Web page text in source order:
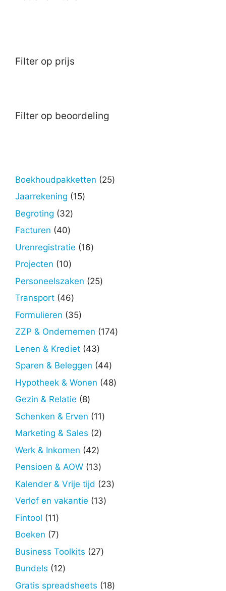
Filter op prijs
Filter op beoordeling
Boekhoudpakketten 2525
Jaarrekening 1515
Begroting 3232
Facturen 4040
producten
Urenregistratie 1616
Projecten 1010
producten
Personeelszaken 2525
Transport 4646
producten
Formulieren 3535
producten
ZZP & Ondernemen 174174
Lenen & Krediet 4343
producten
Sparen & Beleggen 4444
producten
Hypotheek & Wonen 4848
Gezin & Relatie 88
producten
Schenken & Erven 1111
Marketing & Sales 22
Werk & Inkomen 4242
producten
Pensioen & AOW 1313
producten
Kalender & Vrije tijd 2323
Verlof en vakantie 1313
Fintool 1111
producten
Boeken 77
producten
Business Toolkits 2727
Bundels 1212
producten
Gratis spreadsheets 1818